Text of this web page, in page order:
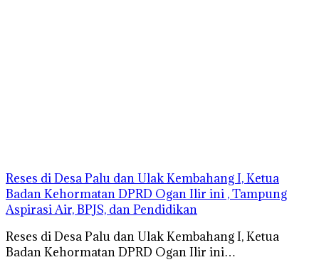
Reses di Desa Palu dan Ulak Kembahang I, Ketua
Badan Kehormatan DPRD Ogan Ilir ini , Tampung
Aspirasi Air, BPJS, dan Pendidikan
Reses di Desa Palu dan Ulak Kembahang I, Ketua
Badan Kehormatan DPRD Ogan Ilir ini…